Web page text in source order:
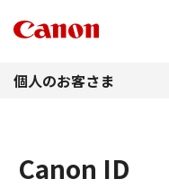
個人のお客さま
Canon ID